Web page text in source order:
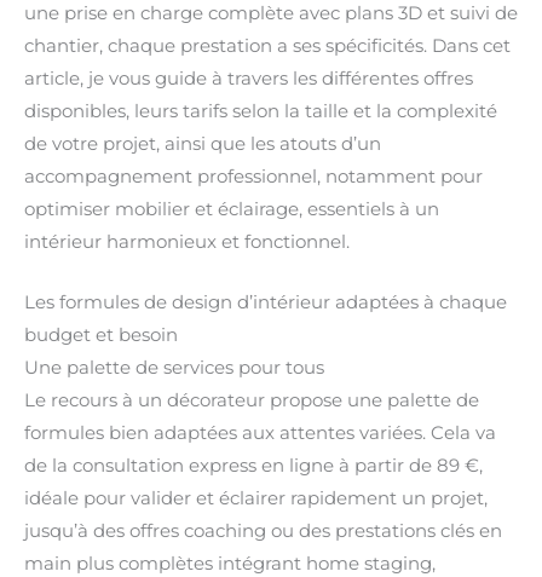
une prise en charge complète avec plans 3D et suivi de
chantier, chaque prestation a ses spécificités. Dans cet
article, je vous guide à travers les différentes offres
disponibles, leurs tarifs selon la taille et la complexité
de votre projet, ainsi que les atouts d’un
accompagnement professionnel, notamment pour
optimiser mobilier et éclairage, essentiels à un
intérieur harmonieux et fonctionnel.
Les formules de design d’intérieur adaptées à chaque
budget et besoin
Une palette de services pour tous
Le recours à un décorateur propose une palette de
formules bien adaptées aux attentes variées. Cela va
de la consultation express en ligne à partir de 89 €,
idéale pour valider et éclairer rapidement un projet,
jusqu’à des offres coaching ou des prestations clés en
main plus complètes intégrant home staging,